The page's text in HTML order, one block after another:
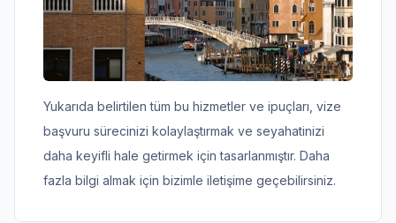
Yukarıda belirtilen tüm bu hizmetler ve ipuçları, vize
başvuru sürecinizi kolaylaştırmak ve seyahatinizi
daha keyifli hale getirmek için tasarlanmıştır. Daha
fazla bilgi almak için bizimle iletişime geçebilirsiniz.